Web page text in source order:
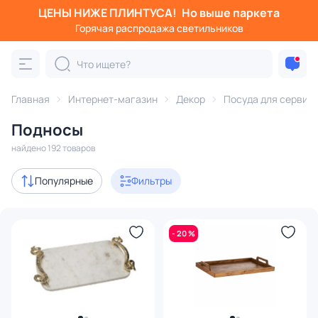
ЦЕНЫ НИЖЕ ПЛИНТУСА! Но выше паркета
Горячая распродажа светильников
Главная Интернет-магазин Декор Посуда для
Подносы
найдено 192 товаров
Популярные Фильтры
- 20 %
Фильтры
Категория: Посуда для сервировки
кувшины этажерки подносы менажницы
Акции 22
В наличии 119
Цена